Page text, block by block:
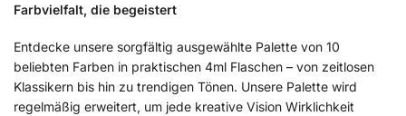
Farbvielfalt, die begeistert
Entdecke unsere sorgfältig ausgewählte Palette von 10
beliebten Farben in praktischen 4ml Flaschen – von zeitlosen
Klassikern bis hin zu trendigen Tönen. Unsere Palette wird
regelmäßig erweitert, um jede kreative Vision Wirklichkeit